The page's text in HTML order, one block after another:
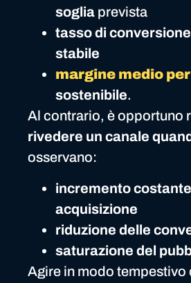
soglia prevista
tasso di
stabile
margine medio
sostenibile.
Al contrario, è opportuno
rivedere un canale
osservano:
incremento
acquisizione
riduzione delle
saturazione del
Agire in modo tempestivo